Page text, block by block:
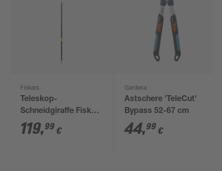
Fiskars
Teleskop-
Schneidgiraffe Fiskars
Bypass UPX86
119,99 €
Gardena
Astschere 'TeleCut'
Bypass 52-67 cm
44,99 €